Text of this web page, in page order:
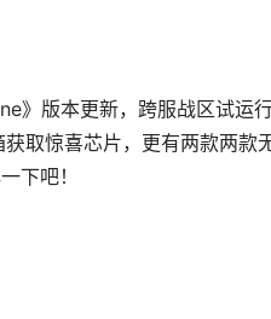
版本更新，跨服战区试运
取惊喜芯片，更有两款两款
下吧！